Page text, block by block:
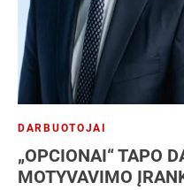
DARBUOTOJAI
„OPCIONAI“ TAPO
MOTYVAVIMO